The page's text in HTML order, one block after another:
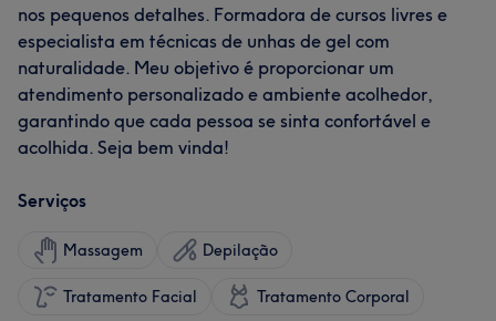
nos pequenos detalhes. Formadora de cursos livres e
especialista em técnicas de unhas de gel com
naturalidade. Meu objetivo é proporcionar um
atendimento personalizado e ambiente acolhedor,
garantindo que cada pessoa se sinta confortável e
acolhida. Seja bem vinda!
Serviços
Massagem Depilação
Tratamento Facial Tratamento Corporal